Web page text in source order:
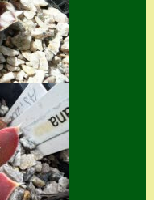
Kontakt
Mein Konto
Naturformen
S. x nixonii
Semps die ich
suche
Semps von A – Z